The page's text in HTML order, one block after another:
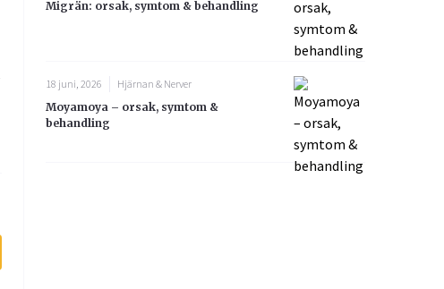
Migrän: orsak, symtom & behandling
18 juni, 2026
Hjärnan & Nerver
Moyamoya – orsak, symtom &
behandling